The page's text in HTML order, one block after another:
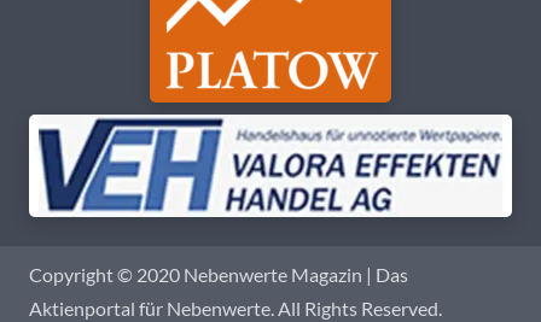
Copyright © 2020 Nebenwerte Magazin | Das
Aktienportal für Nebenwerte. All Rights Reserved.